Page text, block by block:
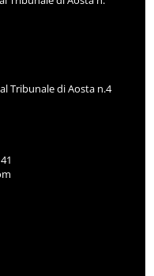
Tribunale di Aosta n.4